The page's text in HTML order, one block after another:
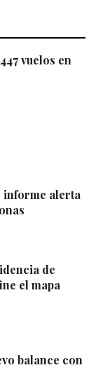
vuelos en
informe alerta
de
el mapa
balance con